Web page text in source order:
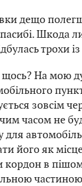
дещо
Шкода
трохи
На мою
зовсім
часом не
його як
кордон в